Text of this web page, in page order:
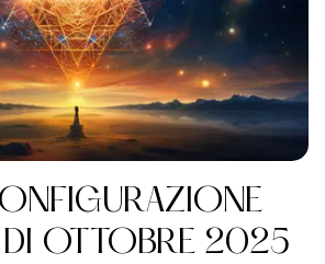
DI OTTOBRE 2025